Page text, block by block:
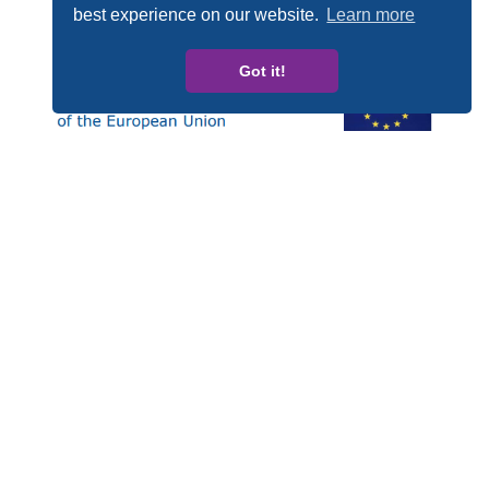
best experience on our website.
Learn more
Got it!